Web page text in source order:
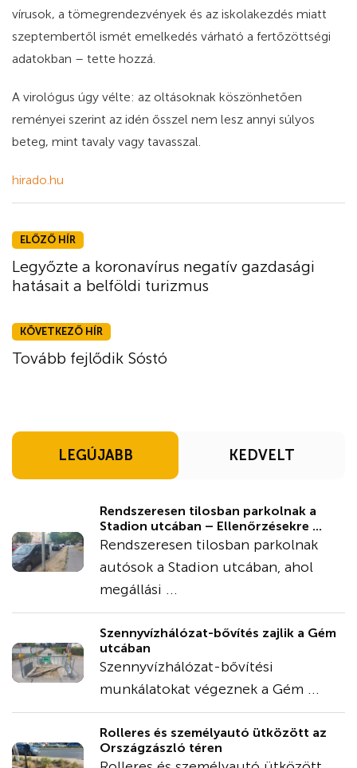
vírusok, a tömegrendezvények és az iskolakezdés miatt
szeptembertől ismét emelkedés várható a fertőzöttségi
adatokban – tette hozzá.
A virológus úgy vélte: az oltásoknak köszönhetően
reményei szerint az idén ősszel nem lesz annyi súlyos
beteg, mint tavaly vagy tavasszal.
hirado.hu
ELŐZŐ HÍR
Legyőzte a koronavírus negatív gazdasági
hatásait a belföldi turizmus
KÖVETKEZŐ HÍR
Tovább fejlődik Sóstó
LEGÚJABB KEDVELT
Rendszeresen tilosban parkolnak a
Stadion utcában – Ellenőrzésekre ...
Rendszeresen tilosban parkolnak
autósok a Stadion utcában, ahol
megállási ...
Szennyvízhálózat-bővítés zajlik a Gém
utcában
Szennyvízhálózat-bővítési
munkálatokat végeznek a Gém ...
Rolleres és személyautó ütközött az
Országzászló téren